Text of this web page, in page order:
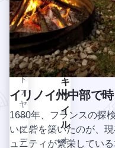
かし
く思
い出
して
い
る。
キャンドル
ウッド・ス
イート・エ
ルギン
オヘア国際
キャンドルウッド・
消防
納屋
5号
博物
館
消防
の歴
史と
精神
に触
れて
ー・
ダン
ディ
ー
ウッ
ドフ
ァイ
ヤ
ー・
ダン
ディ
イリノイ州中部で
1680年、フランスの探
いに砦を築いたのが、
ュニティが繁栄してい